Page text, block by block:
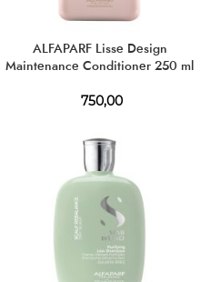
ALFAPARF Lisse Design
Maintenance Conditioner 250 ml
750,00